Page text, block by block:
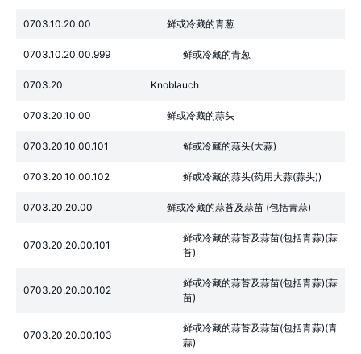
0703.10.20.00 鲜或冷藏的青葱
0703.10.20.00.999 鲜或冷藏的青葱
0703.20 Knoblauch
0703.20.10.00 鲜或冷藏的蒜头
0703.20.10.00.101 鲜或冷藏的蒜头(大蒜)
0703.20.10.00.102 鲜或冷藏的蒜头(药用大蒜(蒜头))
0703.20.20.00 鲜或冷藏的蒜苔及蒜苗 (包括青蒜)
0703.20.20.00.101
鲜或冷藏的蒜苔及蒜苗(包括青蒜)(蒜
苔)
0703.20.20.00.102
鲜或冷藏的蒜苔及蒜苗(包括青蒜)(蒜
苗)
0703.20.20.00.103
鲜或冷藏的蒜苔及蒜苗(包括青蒜)(青
蒜)